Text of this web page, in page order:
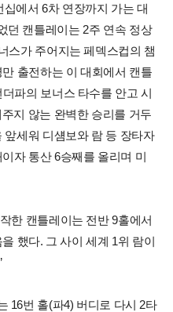
에서 6차 연장까지 가는 대
던 캔틀레이는 2주 연속 정상
스가 주어지는 페덱스컵의 챔
출전하는 이 대회에서 캔틀
파의 보너스 타수를 안고 시
지 않는 완벽한 승리를 거두
앞세워 디섐보와 람 등 장타자
자 통산 6승째를 올리며 미
한 캔틀레이는 전반 9홀에서
했다. 그 사이 세계 1위 람이
16번 홀(파4) 버디로 다시 2타